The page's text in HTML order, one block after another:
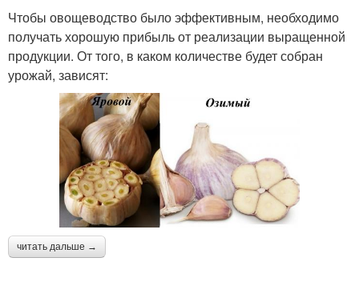
Чтобы овощеводство было эффективным, необходимо
получать хорошую прибыль от реализации выращенной
продукции. От того, в каком количестве будет собран
урожай, зависят:
читать дальше →